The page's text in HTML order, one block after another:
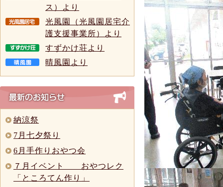
ス）より
光風園（光風園居宅介
護支援事業所）より
すずかけ荘より
晴風園より
納涼祭
7月七夕祭り
6月手作りおやつ会
７月イベント おやつレク
「ところてん作り」